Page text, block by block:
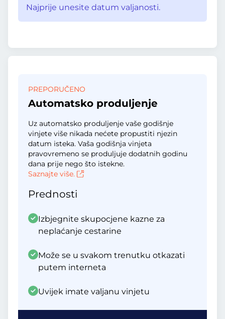
Najprije unesite datum valjanosti.
PREPORUČENO
Automatsko produljenje
Uz automatsko produljenje vaše godišnje
vinjete više nikada nećete propustiti njezin
datum isteka. Vaša godišnja vinjeta
pravovremeno se produljuje dodatnih godinu
dana prije nego što istekne.
Saznajte više.
Prednosti
Izbjegnite skupocjene kazne za
neplaćanje cestarine
Može se u svakom trenutku otkazati
putem interneta
Uvijek imate valjanu vinjetu